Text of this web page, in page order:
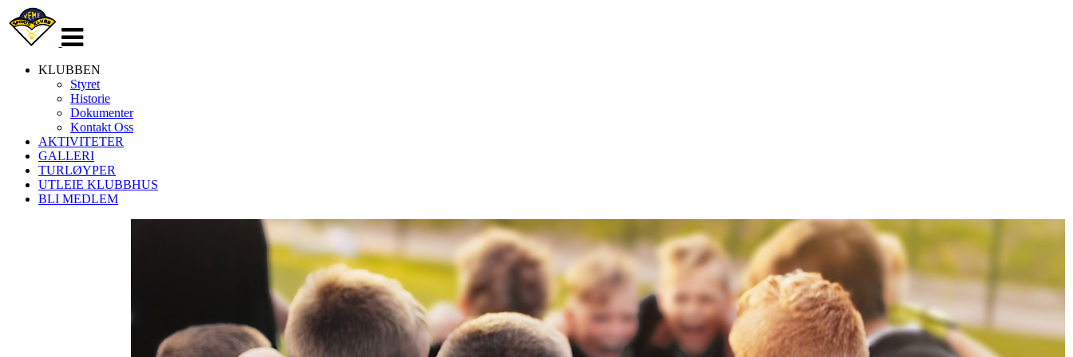
navigasjon
KLUBBEN
Styret
Historie
Dokumenter
Kontakt Oss
AKTIVITETER
GALLERI
TURLØYPER
UTLEIE KLUBBHUS
BLI MEDLEM